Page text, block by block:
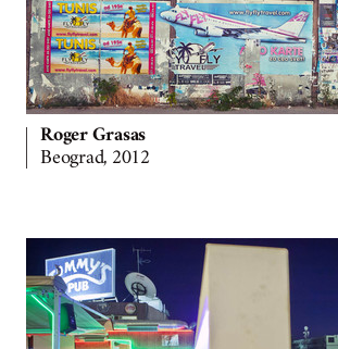
Roger Grasas
Beograd, 2012